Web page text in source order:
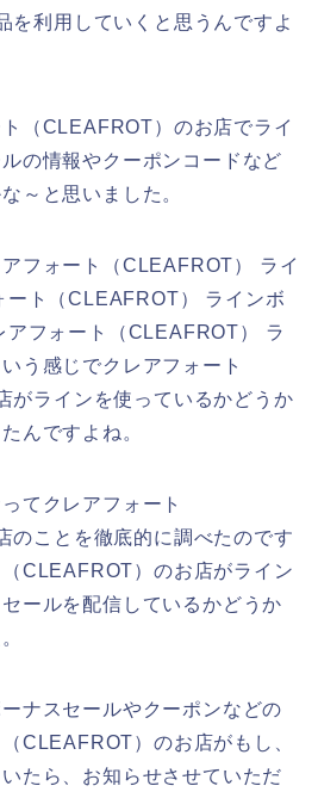
を利用していくと思うんですよ
（CLEAFROT）のお店でライ
の情報やクーポンコードなど
～と思いました。
フォート（CLEAFROT） ライ
ート（CLEAFROT） ラインボ
アフォート（CLEAFROT） ラ
う感じでクレアフォート
がラインを使っているかどうか
んですよね。
てクレアフォート
のことを徹底的に調べたのです
CLEAFROT）のお店がライン
ールを配信しているかどうか
ナスセールやクーポンなどの
CLEAFROT）のお店がもし、
たら、お知らせさせていただ